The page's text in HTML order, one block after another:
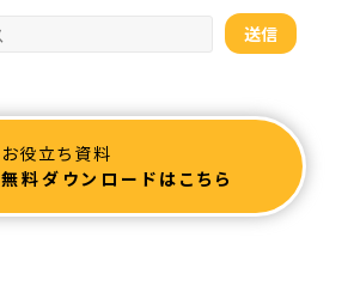
お役立ち資料
無料ダウンロードはこちら